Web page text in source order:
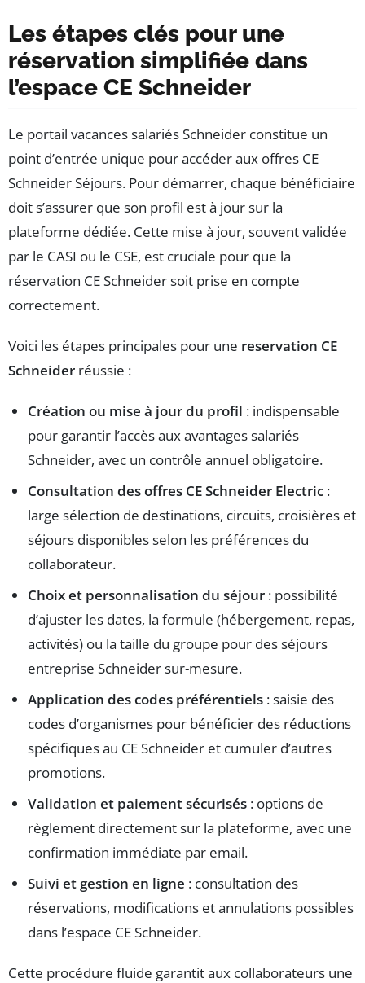
Les étapes clés pour une
réservation simplifiée dans
l’espace CE Schneider
Le portail vacances salariés Schneider constitue un
point d’entrée unique pour accéder aux offres CE
Schneider Séjours. Pour démarrer, chaque bénéficiaire
doit s’assurer que son profil est à jour sur la
plateforme dédiée. Cette mise à jour, souvent validée
par le CASI ou le CSE, est cruciale pour que la
réservation CE Schneider soit prise en compte
correctement.
Voici les étapes principales pour une reservation CE
Schneider réussie :
Création ou mise à jour du profil : indispensable
pour garantir l’accès aux avantages salariés
Schneider, avec un contrôle annuel obligatoire.
Consultation des offres CE Schneider Electric :
large sélection de destinations, circuits, croisières et
séjours disponibles selon les préférences du
collaborateur.
Choix et personnalisation du séjour : possibilité
d’ajuster les dates, la formule (hébergement, repas,
activités) ou la taille du groupe pour des séjours
entreprise Schneider sur-mesure.
Application des codes préférentiels : saisie des
codes d’organismes pour bénéficier des réductions
spécifiques au CE Schneider et cumuler d’autres
promotions.
Validation et paiement sécurisés : options de
règlement directement sur la plateforme, avec une
confirmation immédiate par email.
Suivi et gestion en ligne : consultation des
réservations, modifications et annulations possibles
dans l’espace CE Schneider.
Cette procédure fluide garantit aux collaborateurs une